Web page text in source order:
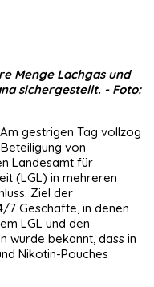
Menge Lachgas und
sichergestellt. - Foto:
gestrigen Tag vollzog
von
Landesamt für
(LGL) in mehreren
Ziel der
Geschäfte, in denen
LGL und den
wurde bekannt, dass in
Nikotin-Pouches